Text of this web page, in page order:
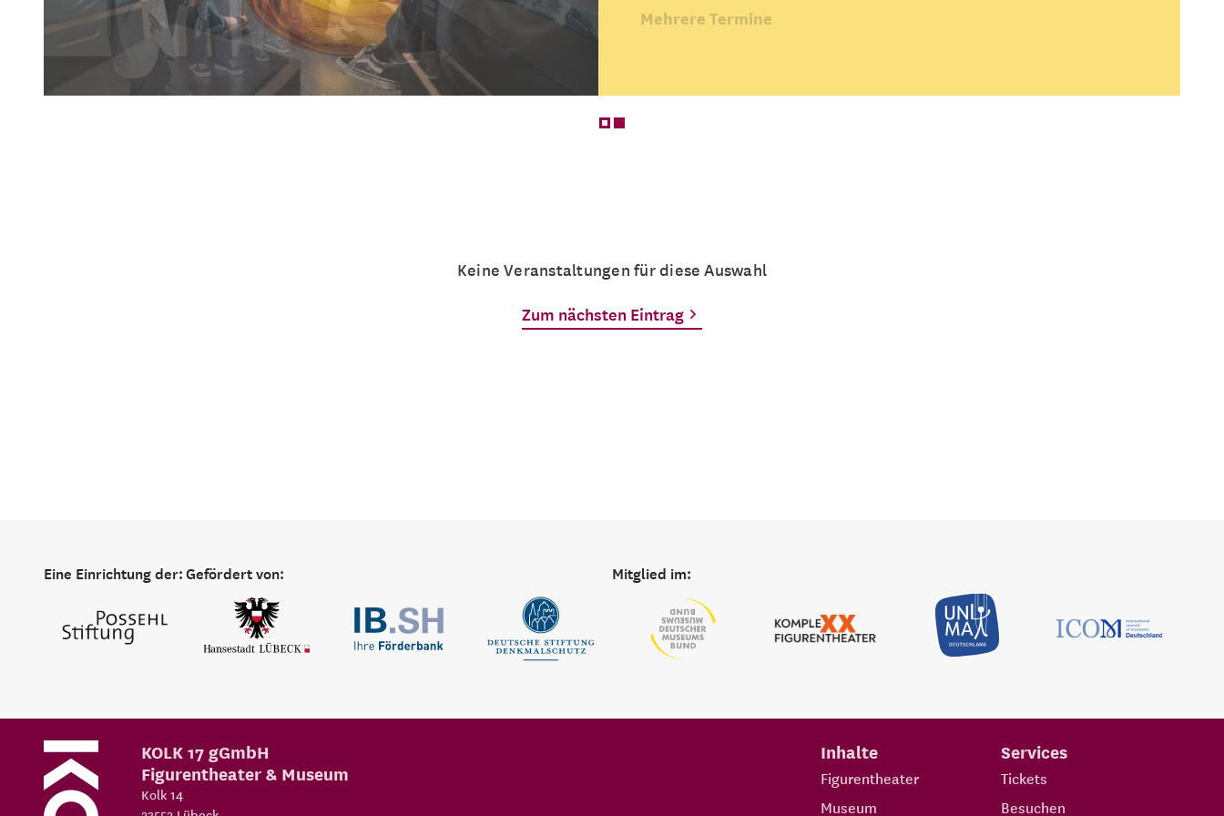
Mehrere Termine
Keine Veranstaltungen für diese Auswahl
Zum nächsten Eintrag
Eine Einrichtung der:Gefördert von: Mitglied im:
Inhalte
Figurentheater
Museum
Services
Tickets
Besuchen
KOLK 17 gGmbH
Figurentheater & Museum
Kolk 14